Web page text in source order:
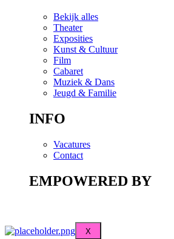
Bekijk alles
Theater
Exposities
Kunst & Cultuur
Film
Cabaret
Muziek & Dans
Jeugd & Familie
INFO
Vacatures
Contact
EMPOWERED BY
X